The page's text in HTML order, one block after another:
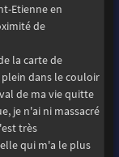
Etienne en
de
la carte de
dans le couloir
de ma vie quitte
je n'ai ni massacré
très
qui m'a le plus